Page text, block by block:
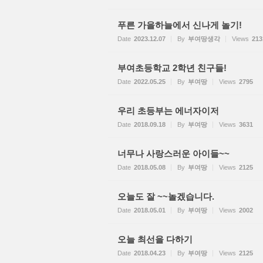
푸른 가을하늘에서 신나게 놀기!
Date 2023.12.07 By 부여땅생각 Views
부여초등학교 2학년 친구들!
Date 2022.05.25 By 부여땅 Views 2795
우리 초등부는 에너자이저
Date 2018.09.18 By 부여땅 Views 3631
너무나 사랑스러운 아이들~~
Date 2018.05.08 By 부여땅 Views 2125
오늘도 잘 ~~놀겠습니다.
Date 2018.05.01 By 부여땅 Views 2002
오늘 최선을 다하기
Date 2018.04.23 By 부여땅 Views 2125